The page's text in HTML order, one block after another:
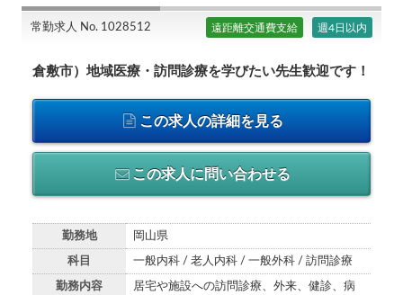
常勤求人 No. 1028512 遠距離交通費支給 週4日以内
倉敷市）地域医療・訪問診療を学びたい先生歓迎です！
この求人の詳細を見る
この求人に問い合わせる
勤務地 岡山県
科目 一般内科 / 老人内科 / 一般外科 / 訪問診療
勤務内容
居宅や施設への訪問診療、外来、健診、病